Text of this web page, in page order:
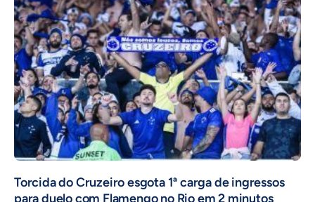
Torcida do Cruzeiro esgota 1ª carga de ingressos
para duelo com Flamengo no Rio em 2 minutos